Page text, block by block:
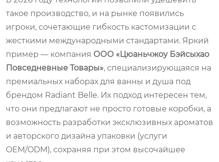
такое производство, и на рынке появились
игроки, сочетающие гибкость кастомизации с
жесткими международными стандартами. Яркий
пример — компания ООО «Цюаньчжоу Бэйсыхао
Повседневные Товары», специализирующаяся на
премиальных наборах для ванны и душа под
брендом Radiant Belle. Их подход интересен тем,
что они предлагают не просто готовые коробки, а
возможность разработки эксклюзивных ароматов
и авторского дизайна упаковки (услуги
OEM/ODM), сохраняя при этом высочайшее